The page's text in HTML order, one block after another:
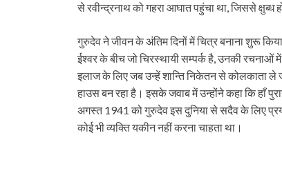
से रवीन्द्रनाथ को गहरा आघात पहुंचा था, जिससे क्षुब्ध
गुरुदेव ने जीवन के अंतिम दिनों में चित्र बनाना शुरू
ईश्वर के बीच जो चिरस्थायी सम्पर्क है, उनकी
इलाज के लिए जब उन्हें शान्ति निकेतन से कोलकाता ले
हाउस बन रहा है। इसके जवाब में उन्होंने कहा कि हाँ
अगस्त 1941 को गुरुदेव इस दुनिया से सदैव के लिए
कोई भी व्यक्ति यकीन नहीं करना चाहता था।